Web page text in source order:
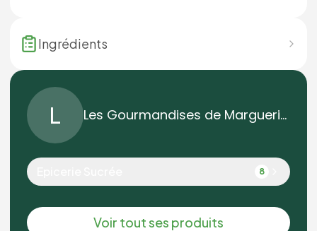
Ingrédients
L Les Gourmandises de Marguerite
8
Voir tout ses produits